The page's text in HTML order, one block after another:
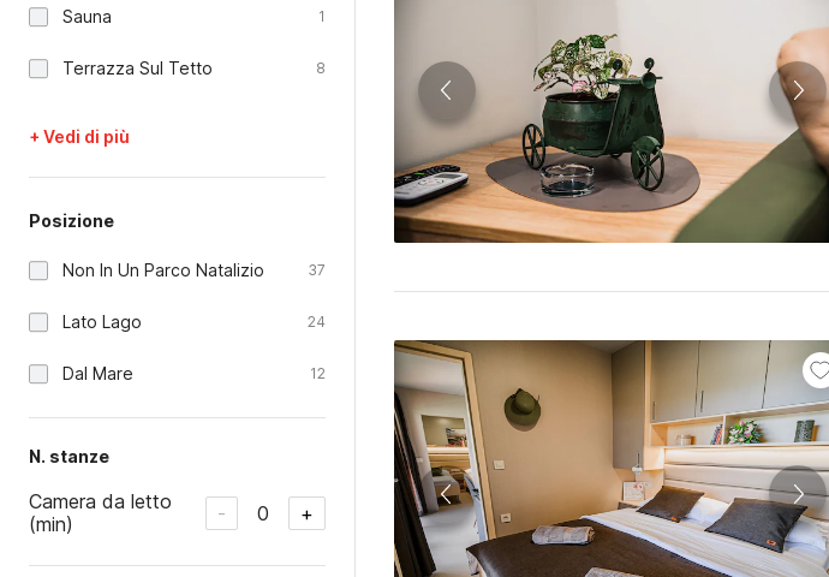
Sauna 1
Terrazza Sul Tetto 8
+ Vedi di più
Posizione
Non In Un Parco Natalizio 37
Lato Lago 24
Dal Mare 12
N. stanze
Camera da letto
(min)
- 0 +